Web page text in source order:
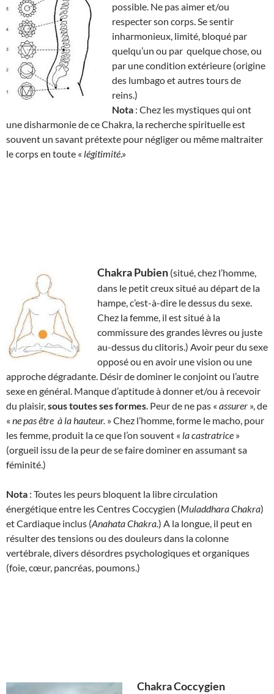
possible. Ne pas aimer et/ou
respecter son corps. Se sentir
inharmonieux, limité, bloqué par
quelqu’un ou par quelque chose, ou
par une condition extérieure (origine
des lumbago et autres tours de
reins.)
Nota : Chez les mystiques qui ont
une disharmonie de ce Chakra, la recherche spirituelle est
souvent un savant prétexte pour négliger ou même maltraiter
le corps en toute « légitimité.»
Chakra Pubien (situé, chez l’homme,
dans le petit creux situé au départ de la
hampe, c’est-à-dire le dessus du sexe.
Chez la femme, il est situé à la
commissure des grandes lèvres ou juste
au-dessus du clitoris.) Avoir peur du sexe
opposé ou en avoir une vision ou une
approche dégradante. Désir de dominer le conjoint ou l’autre
sexe en général. Manque d’aptitude à donner et/ou à recevoir
du plaisir,sous toutes ses formes. Peur de ne pas « assurer », de
« ne pas être à la hauteur. » Chez l’homme, forme le macho, pour
les femme, produit la ce que l’on souvent « lacastratrice »
(orgueil issu de la peur de se faire dominer en assumant sa
féminité.)
Nota : Toutes les peurs bloquent la libre circulation
énergétique entre les Centres Coccygien (Muladdhara Chakra)
et Cardiaque inclus (Anahata Chakra.) A la longue, il peut en
résulter des tensions ou des douleurs dans la colonne
vertébrale, divers désordres psychologiques et organiques
(foie, cœur, pancréas, poumons.)
ChakraCoccygien